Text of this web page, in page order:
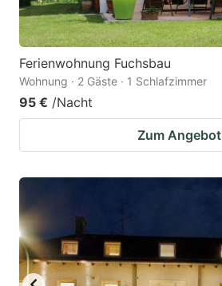
Ferienwohnung Fuchsbau
Wohnung · 2 Gäste · 1 Schlafzimmer
95 € /Nacht
Zum Angebot